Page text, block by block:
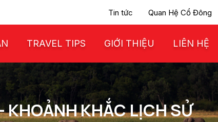
Tin tức Quan Hệ Cổ Đông
TRAVEL TIPS GIỚI THIỆU LIÊN HỆ
KHẮC LỊCH SỬ